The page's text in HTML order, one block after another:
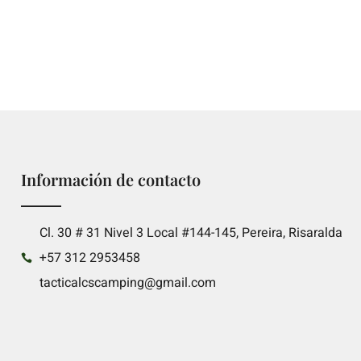
Información de contacto
Cl. 30 # 31 Nivel 3 Local #144-145, Pereira, Risaralda
+57 312 2953458
tacticalcscamping@gmail.com